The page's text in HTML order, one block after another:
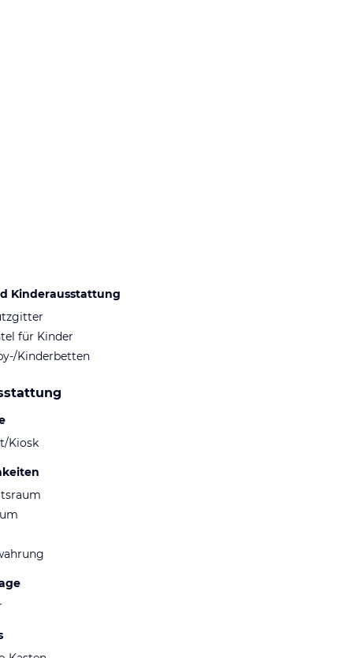
Kinderausstattung
für Kinder
Kinderbetten
Kiosk